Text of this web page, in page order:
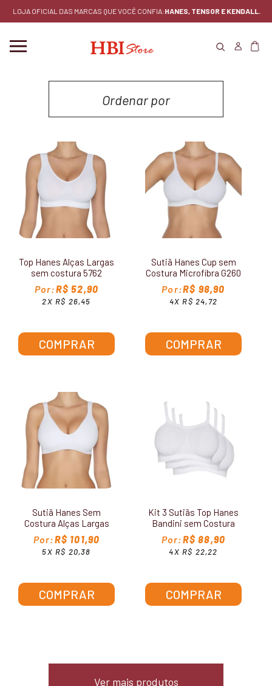
LOJA OFICIAL DAS MARCAS QUE VOCÊ CONFIA:HANES, TENSOR E KENDALL.
Ordenar por
MAIOR PREÇO
LANÇAMENTOS
Top Hanes Alças Largas
sem costura 5762
R$ 52,90
2X R$ 26,45
COMPRAR
Sutiã Hanes Cup sem
Costura Microfibra G260
R$ 98,90
4X R$ 24,72
COMPRAR
Sutiã Hanes Sem
Costura Alças Largas
G795
R$ 101,90
5X R$ 20,38
COMPRAR
Kit 3 Sutiãs Top Hanes
Bandini sem Costura
H299
R$ 88,90
4X R$ 22,22
COMPRAR
Ver mais produtos